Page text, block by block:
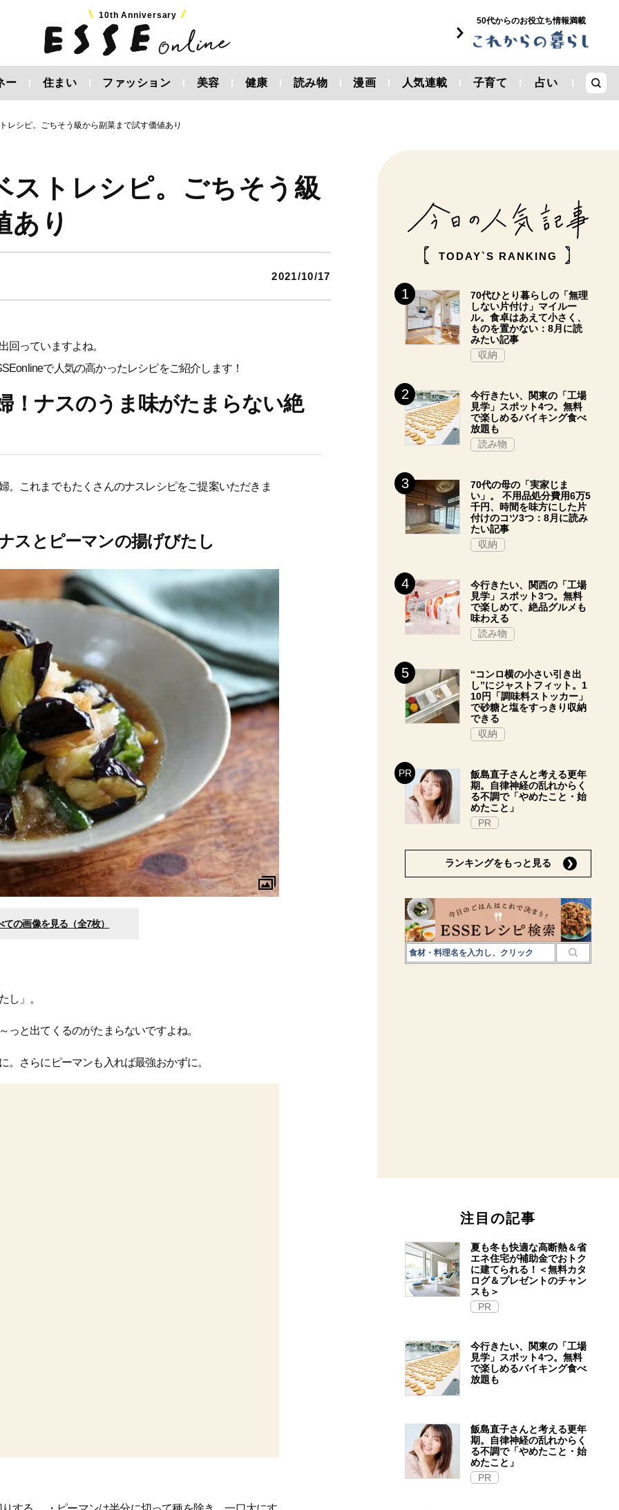
10th Anniversary
50代からのお役立ち情報満載
ー 住まい ファッション 美容 健康 読み物 漫画 人気連載 子育て 占い
レシピ。ごちそう級から副菜まで試す価値あり
ストレシピ。ごちそう級
あり
2021/10/17
回っていますよね。
で人気の高かったレシピをご紹介します！
！ナスのうま味がたまらない絶
。これまでもたくさんのナスレシピをご提案いただきま
スとピーマンの揚げびたし
ての画像を見る（全7枚）
し」。
と出てくるのがたまらないですよね。
さらにピーマンも入れば最強おかずに。
TODAY`S RANKING
70代ひとり暮らしの「無理
しない片付け」マイルー
ル。食卓はあえて小さく、
ものを置かない：8月に読
みたい記事
収納
今行きたい、関東の「工場
見学」スポット4つ。無料
で楽しめるバイキング食べ
放題も
読み物
70代の母の「実家じま
い」。 不用品処分費用6万5
千円、時間を味方にした片
付けのコツ3つ：8月に読み
たい記事
収納
今行きたい、関西の「工場
見学」スポット3つ。無料
で楽しめて、絶品グルメも
味わえる
読み物
“コンロ横の小さい引き出
し”にジャストフィット。1
10円「調味料ストッカー」
で砂糖と塩をすっきり収納
できる
収納
飯島直子さんと考える更年
期。自律神経の乱れからく
る不調で「やめたこと・始
めたこと」
PR
ランキングをもっと見る
注目の記事
夏も冬も快適な高断熱＆省
エネ住宅が補助金でおトク
に建てられる！＜無料カタ
ログ＆プレゼントのチャン
スも＞
PR
今行きたい、関東の「工場
見学」スポット4つ。無料
で楽しめるバイキング食べ
放題も
飯島直子さんと考える更年
期。自律神経の乱れからく
る不調で「やめたこと・始
めたこと」
PR